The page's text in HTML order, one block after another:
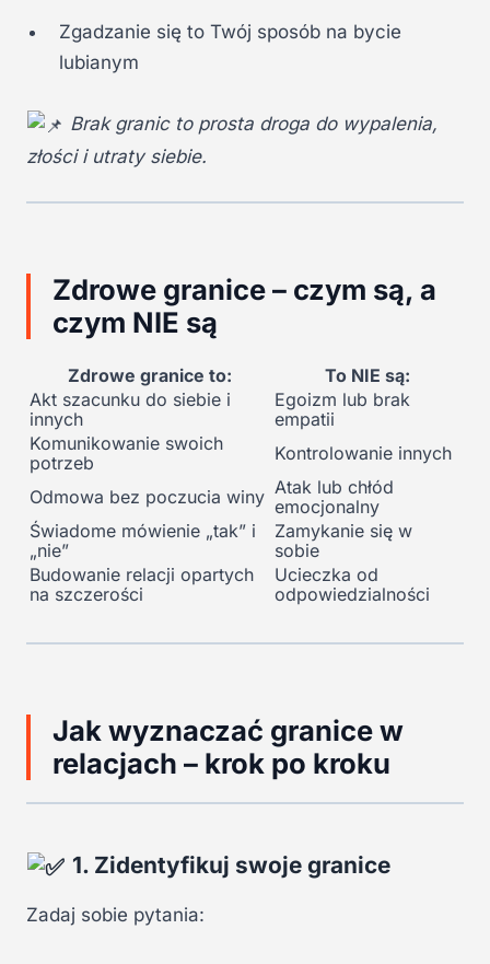
Zgadzanie się to Twój sposób na bycie
lubianym
Brak granic to prosta droga do wypalenia,
złości i utraty siebie.
Zdrowe granice – czym są, a
czym NIE są
Zdrowe granice to:
To NIE są:
Akt szacunku do siebie i
innych
Egoizm lub brak
empatii
Komunikowanie swoich
potrzeb
Kontrolowanie innych
Odmowa bez poczucia winy Atak lub chłód
emocjonalny
Świadome mówienie „tak” i
„nie”
Zamykanie się w
sobie
Budowanie relacji opartych
na szczerości
Ucieczka od
odpowiedzialności
Jak wyznaczać granice w
relacjach – krok po kroku
1. Zidentyfikuj swoje granice
Zadaj sobie pytania: